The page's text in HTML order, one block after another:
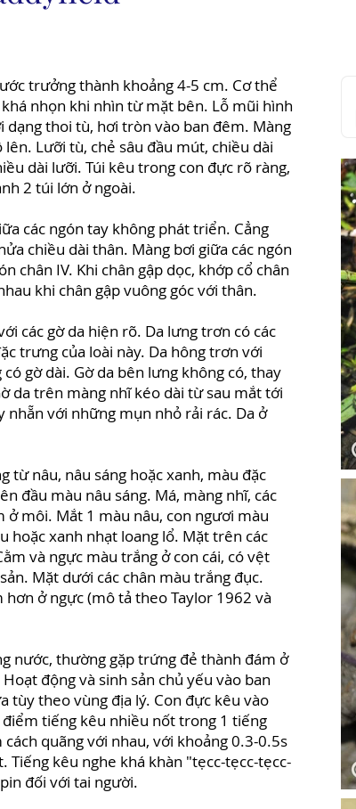
trưởng thành khoảng 4-5 cm. Cơ thể
nhọn khi nhìn từ mặt bên. Lỗ mũi hình
dạng thoi tù, hơi tròn vào ban đêm. Màng
Lưỡi tù, chẻ sâu đầu mút, chiều dài
dài lưỡi. Túi kêu trong con đực rõ ràng,
2 túi lớn ở ngoài.
các ngón tay không phát triển. Cẳng
chiều dài thân. Màng bơi giữa các ngón
chân IV. Khi chân gập dọc, khớp cổ chân
khi chân gập vuông góc với thân.
các gờ da hiện rõ. Da lưng trơn có các
trưng của loài này. Da hông trơn với
gờ dài. Gờ da bên lưng không có, thay
da trên màng nhĩ kéo dài từ sau mắt tới
nhẵn với những mụn nhỏ rải rác. Da ở
từ nâu, nâu sáng hoặc xanh, màu đặc
đầu màu nâu sáng. Má, màng nhĩ, các
ở môi. Mắt 1 màu nâu, con ngươi màu
hoặc xanh nhạt loang lổ. Mặt trên các
và ngực màu trắng ở con cái, có vệt
Mặt dưới các chân màu trắng đục.
ở ngực (mô tả theo Taylor 1962 và
nước, thường gặp trứng đẻ thành đám ở
động và sinh sản chủ yếu vào ban
tùy theo vùng địa lý. Con đực kêu vào
tiếng kêu nhiều nốt trong 1 tiếng
quãng với nhau, với khoảng 0.3-0.5s
kêu nghe khá khàn "tẹcc-tẹcc-tẹcc-
đối với tai người.